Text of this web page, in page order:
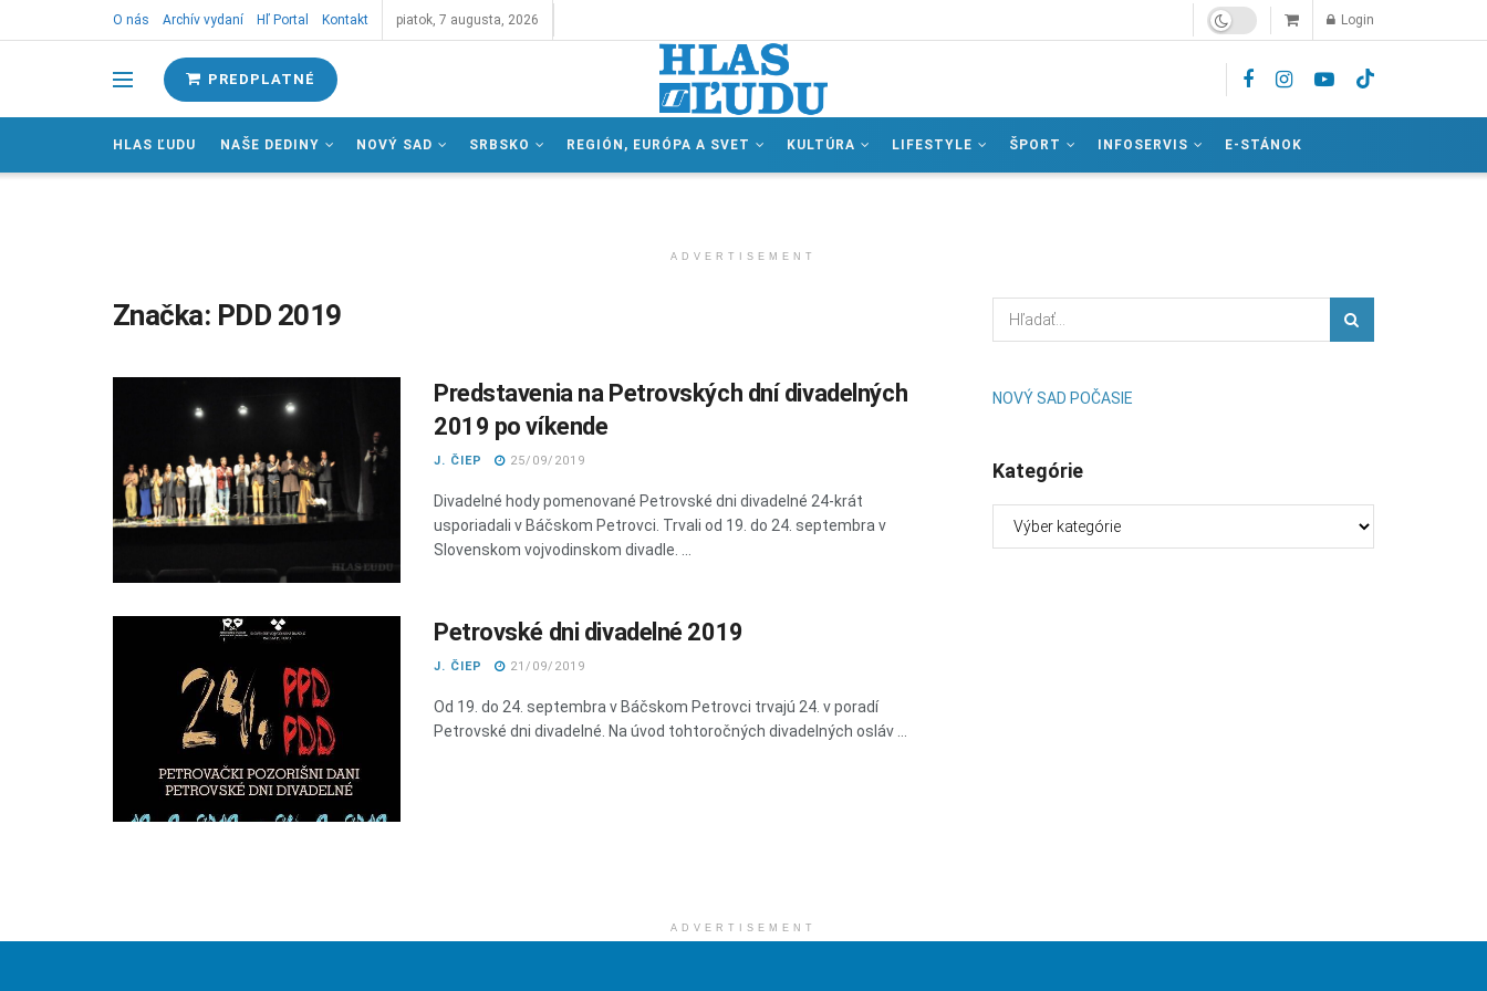
O nás Archív vydaní Hľ Portal Kontakt piatok, 7 augusta, 2026 Login
PREDPLATNÉ
HLAS ĽUDU NAŠE DEDINY NOVÝ SAD SRBSKO REGIÓN, EURÓPA A SVET KULTÚRA LIFESTYLE ŠPORT INFOSERVIS E-STÁNOK
ADVERTISEMENT
Značka: PDD 2019
Predstavenia na Petrovských dní divadelných
2019 po víkende
J. ČIEP 25/09/2019
Divadelné hody pomenované Petrovské dni divadelné 24-krát
usporiadali v Báčskom Petrovci. Trvali od 19. do 24. septembra v
Slovenskom vojvodinskom divadle. ...
Petrovské dni divadelné 2019
J. ČIEP 21/09/2019
Od 19. do 24. septembra v Báčskom Petrovci trvajú 24. v poradí
Petrovské dni divadelné. Na úvod tohtoročných divadelných osláv ...
NOVÝ SAD POČASIE
Kategórie
ADVERTISEMENT